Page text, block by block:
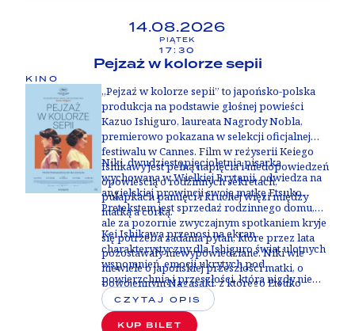
14.08.2026
PIĄTEK
17:30
Pejzaż w kolorze sepii
KINO
„Pejzaż w kolorze sepii” to japońsko-polska
produkcja na podstawie głośnej powieści
Kazuo Ishiguro, laureata Nagrody Nobla,
premierowo pokazana w selekcji oficjalnej
festiwalu w Cannes. Film w reżyserii Keiego
Ishikawy jest pełną napięcia i niedopowiedzeń
opowieścią o rodzinnych sekretach,
pułapkach pamięci i kruchej więzi między
matką a córką.
Niki, dwudziestopięcioletnia pisarka
wychowana w Wielkiej Brytanii, odwiedza na
angielskiej prowincji swoją matkę Etsuko.
Pretekstem jest sprzedaż rodzinnego domu,
ale za pozornie zwyczajnym spotkaniem kryje
się potrzeba zadania pytań, które przez lata
pozostawały niewypowiedziane. Niki wie
niewiele o japońskiej przeszłości matki, o
powojennym Nagasaki, z którego Etsuko
wyjechała do Wielkiej Brytanii, ani o
okolicznościach, w jakich wraz z nią opuściła
Kei Ishikawa przenosi na ekran
charakterystyczny dla Ishiguro świat ulotnych
wspomnień, emocji ukrytych pod
powierzchnią i przeszłości, która nigdy nie
daje się opowiedzieć do końca. Atmosferę
narastającego napięcia i tajemnicy budują
stylowe, hipnotyzujące zdjęcia Piotra
CZYTAJ OPIS
KUP BILET